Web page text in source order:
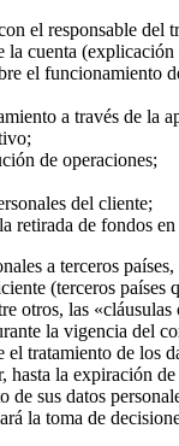
el responsable
la cuenta
el funcionamiento
a través de la
de operaciones;
del cliente;
retirada de fondos
a terceros
(terceros
otros, las
la vigencia del
tratamiento de los
hasta la expiración
sus datos
la toma de